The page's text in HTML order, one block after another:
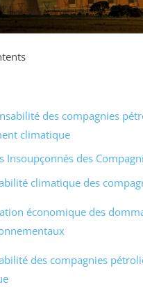
des compagnies
climatique
Insoupçonnés des
climatique des
économique des
des compagnies